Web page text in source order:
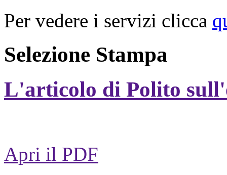
Per vedere i servizi clicca
Selezione Stampa
L'articolo di Polito
Apri il PDF